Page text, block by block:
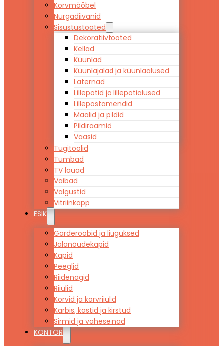
Korvmööbel
Nurgadiivanid
Sisustustooted
Dekoratiivtooted
Kellad
Küünlad
Küünlajalad ja küünlaalused
Laternad
Lillepotid ja lillepotialused
Lillepostamendid
Maalid ja pildid
Pildiraamid
Vaasid
Tugitoolid
Tumbad
TV lauad
Vaibad
Valgustid
Vitriinkapp
ESIK
Garderoobid ja liuguksed
Jalanõudekapid
Kapid
Peeglid
Riidenagid
Riiulid
Korvid ja korvriiulid
Karbis, kastid ja kirstud
Sirmid ja vaheseinad
KONTOR